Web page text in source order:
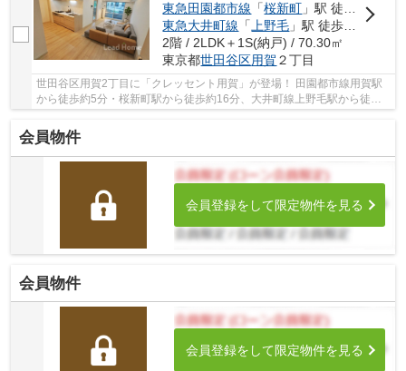
東急田園都市線 「桜新町 」駅 徒歩16分
東急大井町線 「 上野毛 」駅 徒歩20分
2階 / 2LDK＋1S(納戸) / 70.30㎡
東京都世田谷区用賀 ２丁目
世田谷区用賀2丁目に「クレッセント用賀」が登場！ 田園都市線用賀駅
から徒歩約5分・桜新町駅から徒歩約16分、大井町線上野毛駅から徒歩
会員物件
会員登録をして限定物件を見る
会員物件
会員登録をして限定物件を見る